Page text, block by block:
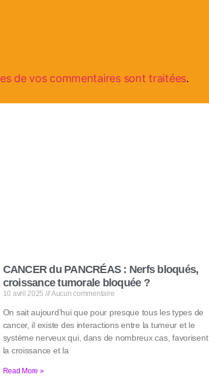
de vos commentaires sont traitées.
CANCER du PANCRÉAS : Nerfs bloqués,
croissance tumorale bloquée ?
10 avril 2025 Aucun commentaire
On sait aujourd’hui que pour presque tous les types de
cancer, il existe des interactions entre la tumeur et le
système nerveux qui, dans de nombreux cas, favorisent
la croissance et la
Read More »